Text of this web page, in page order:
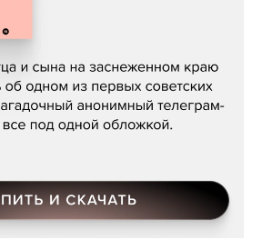
«Разрыв»